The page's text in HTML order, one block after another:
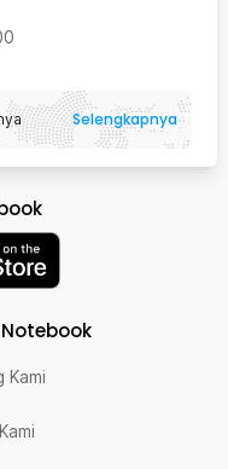
Selengkapnya
Kami